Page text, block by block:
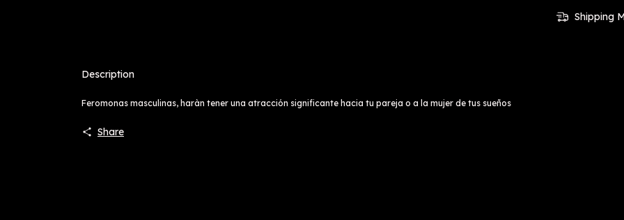
Shipping
Description
Feromonas masculinas, haràn tener una atracción significante hacia tu pareja o a la mujer de tus sueños
Share